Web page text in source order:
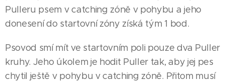
Pulleru psem v catching zóně v pohybu a jeho
donesení do startovní zóny získá tým 1 bod.
Psovod smí mít ve startovním poli pouze dva Puller
kruhy. Jeho úkolem je hodit Puller tak, aby jej pes
chytil ještě v pohybu v catching zóně. Přitom musí